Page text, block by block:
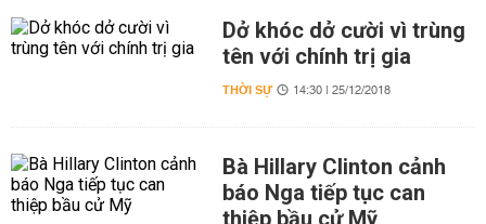
Dở khóc dở cười vì trùng
tên với chính trị gia
THỜI SỰ 14:30 | 25/12/2018
Bà Hillary Clinton cảnh
báo Nga tiếp tục can
thiệp bầu cử Mỹ